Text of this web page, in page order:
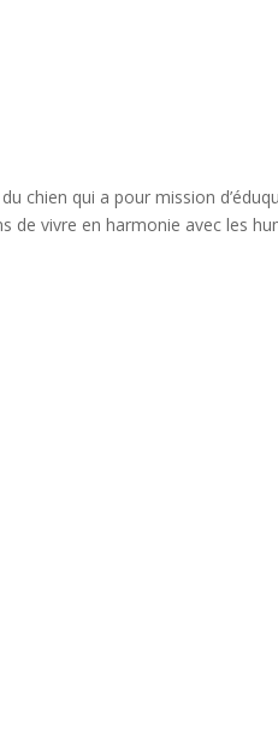
chien qui a pour mission
de vivre en harmonie avec les